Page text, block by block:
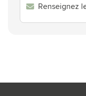
Renseignez